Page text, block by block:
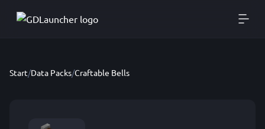
Start/Data Packs/Craftable Bells